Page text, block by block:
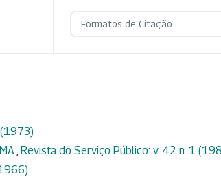
Formatos de Citação
Revista do Serviço Público: v. 42 n. 1